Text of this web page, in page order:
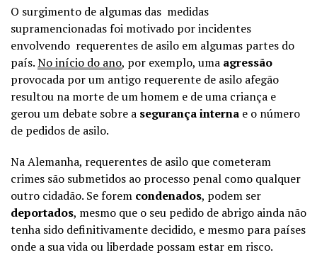
O surgimento de algumas das medidas
supramencionadas foi motivado por incidentes
envolvendo requerentes de asilo em algumas partes do
país.No início do ano, por exemplo, uma agressão
provocada por um antigo requerente de asilo afegão
resultou na morte de um homem e de uma criança e
gerou um debate sobre a segurança interna e o número
de pedidos de asilo.
Na Alemanha, requerentes de asilo que cometeram
crimes são submetidos ao processo penal como qualquer
outro cidadão. Se forem condenados, podem ser
deportados, mesmo que o seu pedido de abrigo ainda não
tenha sido definitivamente decidido, e mesmo para países
onde a sua vida ou liberdade possam estar em risco.